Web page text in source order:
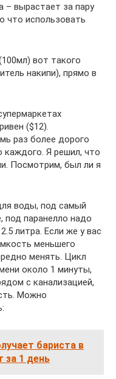
– вырастает за пару
что использовать
вот такого
накипи), прямо в
($12).
раз более дорого
каждого. Я решил, что
Посмотрим, был ли я
воды, под самый
под паранелло надо
литра. Если же у вас
меньшего
менять. Цикл
около 1 минуты,
с канализацией,
Можно
бариста в
за 1 день